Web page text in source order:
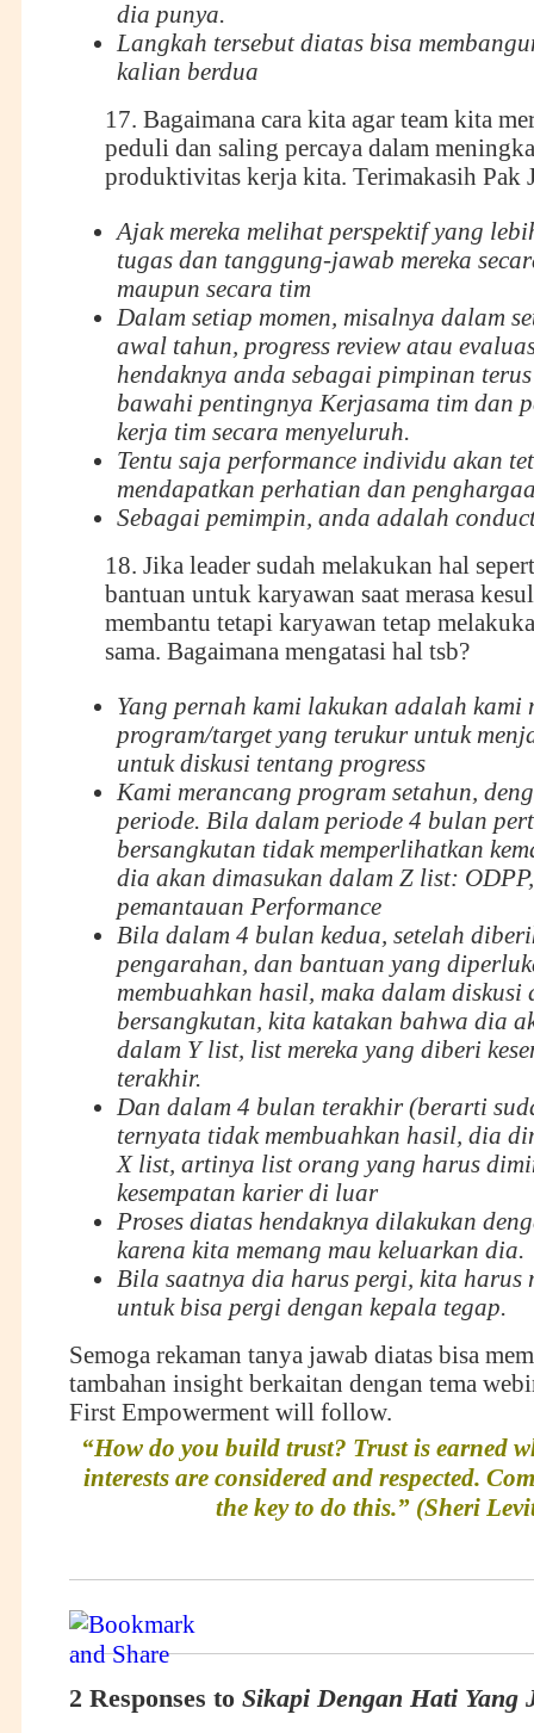
dia punya.
Langkah tersebut diatas bisa
kalian berdua
17. Bagaimana cara kita agar team kita
peduli dan saling percaya dalam
produktivitas kerja kita. Terimakasih Pak
Ajak mereka melihat perspektif yang
tugas dan tanggung-jawab mereka
maupun secara tim
Dalam setiap momen, misalnya dalam
awal tahun, progress review atau
hendaknya anda sebagai pimpinan
bawahi pentingnya Kerjasama tim dan
kerja tim secara menyeluruh.
Tentu saja performance individu akan
mendapatkan perhatian dan
Sebagai pemimpin, anda adalah
18. Jika leader sudah melakukan hal
bantuan untuk karyawan saat merasa
membantu tetapi karyawan tetap
sama. Bagaimana mengatasi hal tsb?
Yang pernah kami lakukan adalah kami
program/target yang terukur untuk
untuk diskusi tentang progress
Kami merancang program setahun,
periode. Bila dalam periode 4 bulan
bersangkutan tidak memperlihatkan
dia akan dimasukan dalam Z list:
pemantauan Performance
Bila dalam 4 bulan kedua, setelah
pengarahan, dan bantuan yang
membuahkan hasil, maka dalam diskusi
bersangkutan, kita katakan bahwa dia
dalam Y list, list mereka yang diberi
terakhir.
Dan dalam 4 bulan terakhir (berarti
ternyata tidak membuahkan hasil, dia
X list, artinya list orang yang harus
kesempatan karier di luar
Proses diatas hendaknya dilakukan
karena kita memang mau keluarkan dia.
Bila saatnya dia harus pergi, kita harus
untuk bisa pergi dengan kepala tegap.
Semoga rekaman tanya jawab diatas bisa
tambahan insight berkaitan dengan tema
First Empowerment will follow.
“How do you build trust? Trust is earned
interests are considered and respected.
the key to do this.” (Sheri
2 Responses to Sikapi Dengan Hati Yang